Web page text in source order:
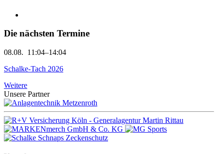
Die nächsten Termine
08.08. 11:04–14:04
Schalke-Tach 2026
Weitere
Unsere Partner